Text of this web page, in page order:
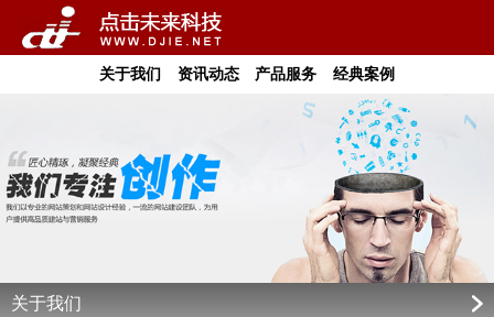
关于我们 资讯动态 产品服务 经典案例
关于我们